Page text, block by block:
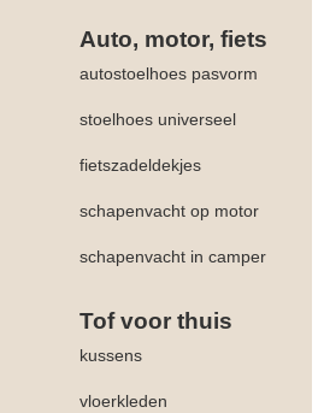
Auto, motor, fiets
autostoelhoes pasvorm
stoelhoes universeel
fietszadeldekjes
schapenvacht op motor
schapenvacht in camper
Tof voor thuis
kussens
vloerkleden